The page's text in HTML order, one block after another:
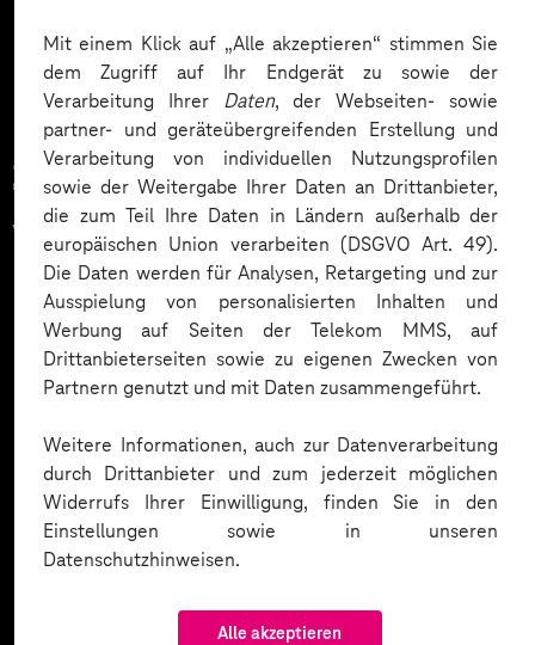
Mit einem Klick auf „Alle akzeptieren“ stimmen Sie
dem Zugriff auf Ihr Endgerät zu sowie der
Verarbeitung Ihrer Daten, der Webseiten- sowie
partner- und geräteübergreifenden Erstellung und
Verarbeitung von individuellen Nutzungsprofilen
sowie der Weitergabe Ihrer Daten an Drittanbieter,
die zum Teil Ihre Daten in Ländern außerhalb der
europäischen Union verarbeiten (DSGVO Art. 49).
Die Daten werden für Analysen, Retargeting und zur
Ausspielung von personalisierten Inhalten und
Werbung auf Seiten der Telekom MMS, auf
Drittanbieterseiten sowie zu eigenen Zwecken von
Partnern genutzt und mit Daten zusammengeführt.
Weitere Informationen, auch zur Datenverarbeitung
durch Drittanbieter und zum jederzeit möglichen
Widerrufs Ihrer Einwilligung, finden Sie in den
Einstellungen sowie in unseren
Datenschutzhinweisen.
Alle akzeptieren
Zahlreiche Unternehmen
vertrauen auf unsere
Expertise. Hier eine Auswahl: